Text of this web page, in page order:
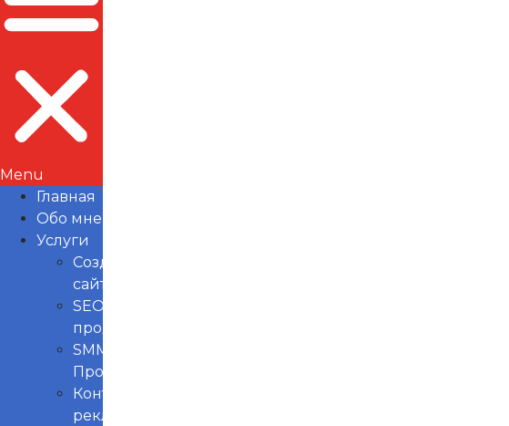
Menu
Главная
Обо мне
Услуги
Создание
сайтов
SEO
продвижение
SMM
Продвижение
Контекстная
реклама